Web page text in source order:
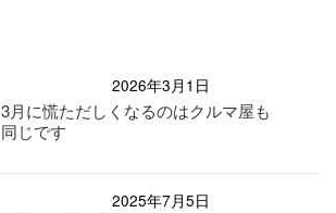
2026年3月1日
3月に慌ただしくなるのはクルマ屋も
同じです
2025年7月5日